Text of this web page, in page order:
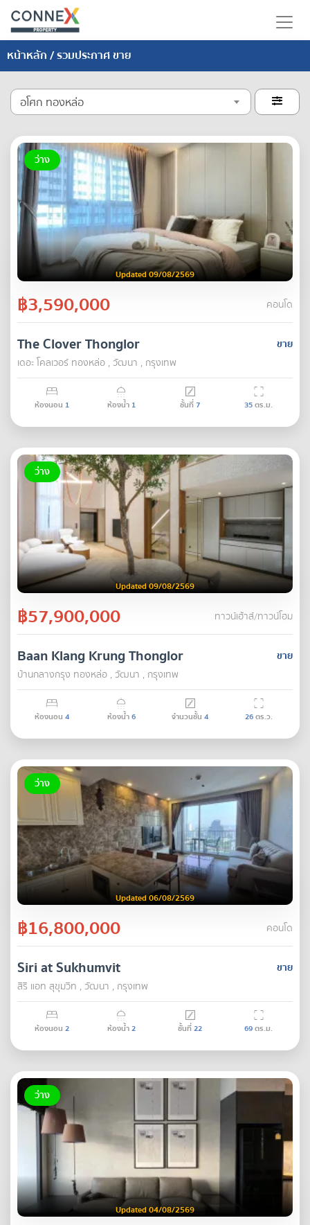
หน้าหลัก/ รวมประกาศ ขาย
อโศก ทองหล่อ 
ว่าง
Updated 09/08/2569
฿3,590,000 คอนโด
ขาย
The Clover Thonglor
เดอะ โคลเวอร์ ทองหล่อ , วัฒนา , กรุงเทพ
ห้องนอน 1 ห้องน้ำ 1 ชั้นที่7 35ตร.ม.
ว่าง
Updated 09/08/2569
฿57,900,000 ทาวน์เฮ้าส์/ทาวน์โฮม
ขาย
Baan Klang Krung Thonglor
บ้านกลางกรุง ทองหล่อ , วัฒนา , กรุงเทพ
ห้องนอน 4 ห้องน้ำ6 จำนวนชั้น 4 26ตร.ว.
ว่าง
Updated 06/08/2569
฿16,800,000 คอนโด
ขาย
Siri at Sukhumvit
สิริ แอท สุขุมวิท , วัฒนา , กรุงเทพ
ห้องนอน 2 ห้องน้ำ2 ชั้นที่22 69ตร.ม.
ว่าง
Updated 04/08/2569